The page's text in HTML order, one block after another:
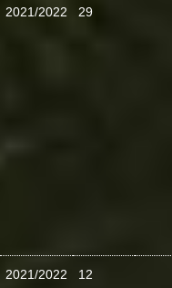
2021/2022 29
2021/2022 12